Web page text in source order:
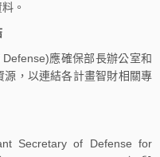
。
應確保部長辦公室和
，以連結各計畫智財相關專
of Defense for